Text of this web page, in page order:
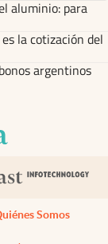
aluminio: para
la cotización del
argentinos
pestañapestaña
en nueva pestaña
Somos